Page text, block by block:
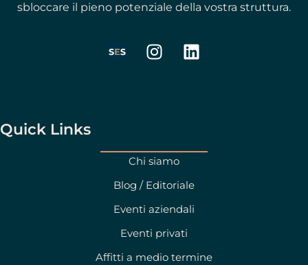
sbloccare il pieno potenziale della vostra struttura.
I
n
a
m
L
i
Quick Links
Chi siamo
Blog / Editoriale
Eventi aziendali
Eventi privati
Affitti a medio termine